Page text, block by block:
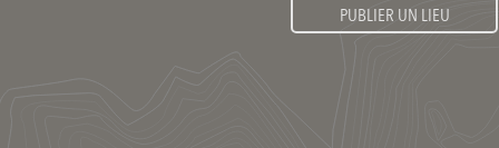
PUBLIER UN LIEU